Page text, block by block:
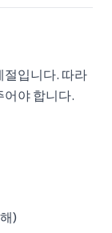
절입니다. 따라
어야 합니다.
)